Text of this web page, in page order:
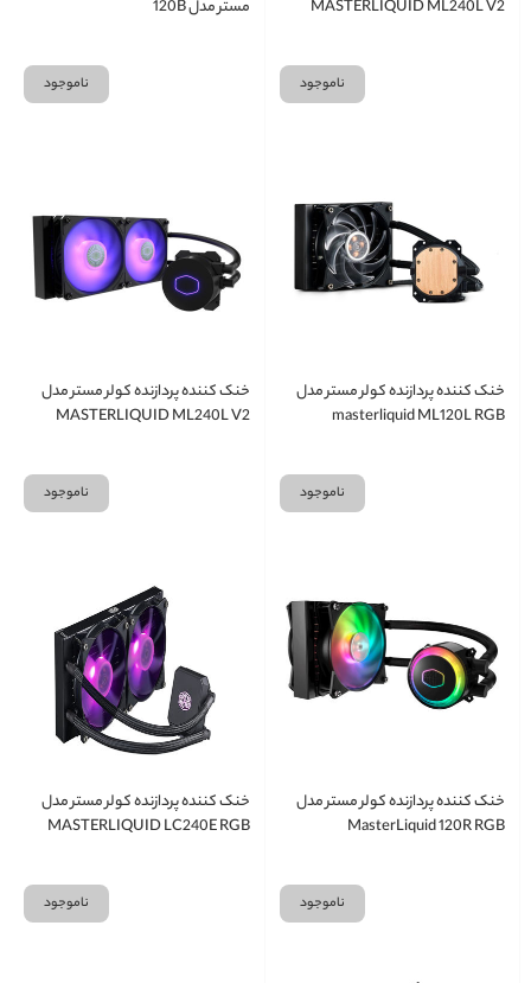
MASTERLIQUID ML240L V2
ناموجود
مستر مدل 120B
ناموجود
خنک کننده پردازنده کولر مستر مدل
masterliquid ML120L RGB
ناموجود
خنک کننده پردازنده کولر مستر مدل
MASTERLIQUID ML240L V2
ناموجود
خنک کننده پردازنده کولر مستر مدل
MasterLiquid 120R RGB
ناموجود
خنک کننده پردازنده کولر مستر مدل
MASTERLIQUID LC240E RGB
ناموجود